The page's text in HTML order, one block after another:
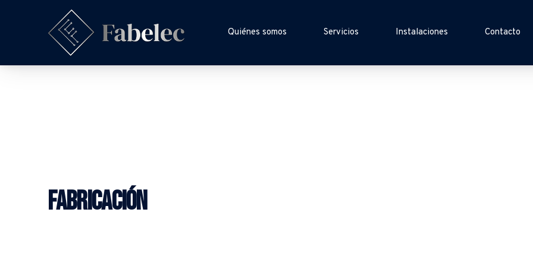
fabelec Quiénes somos Servicios Instalaciones Contacto
fabricación